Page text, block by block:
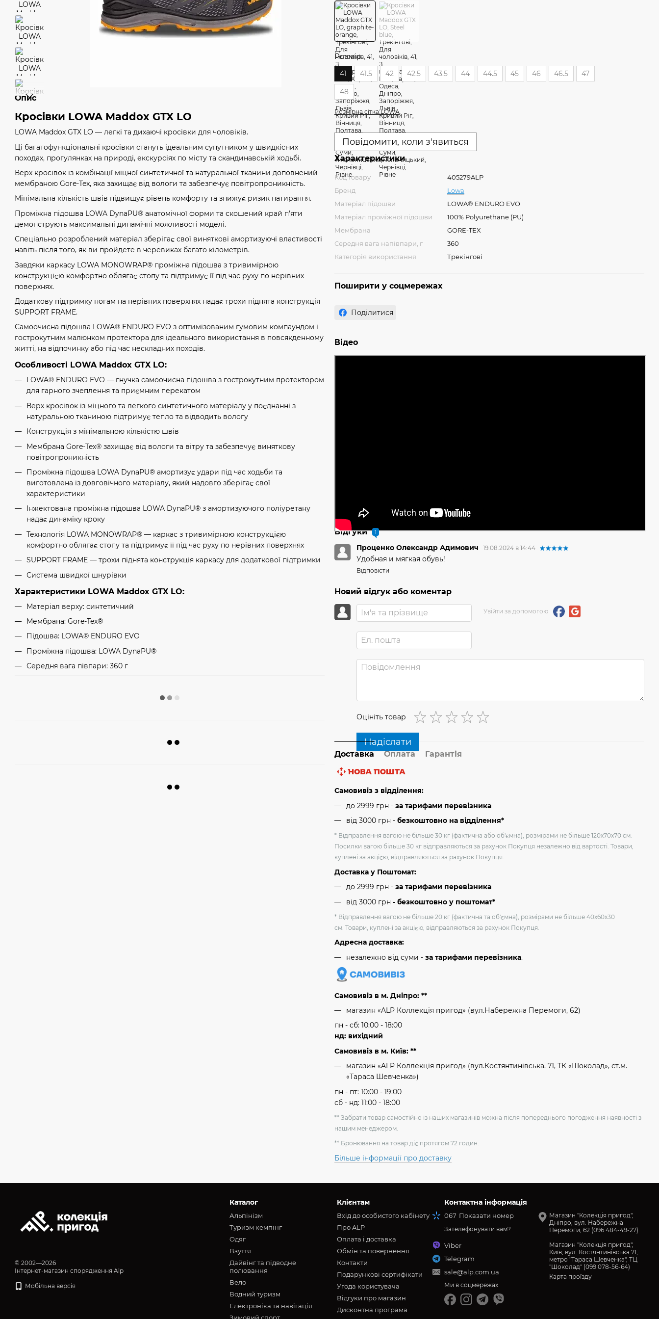
Опис
Кросівки LOWA Maddox GTX LO
LOWA Maddox GTX LO — легкі та дихаючі кросівки для чоловіків.
Ці багатофункціональні кросівки стануть ідеальним супутником у швидкісних
походах, прогулянках на природі, екскурсіях по місту та скандинавській ходьбі.
Верх кросівок із комбінації міцної синтетичної та натуральної тканини доповнений
мембраною Gore-Tex, яка захищає від вологи та забезпечує повітропроникність.
Мінімальна кількість швів підвищує рівень комфорту та знижує ризик натирання.
Проміжна підошва LOWA DynaPU® анатомічної форми та скошений край п'яти
демонструють максимальні динамічні можливості моделі.
Спеціально розроблений матеріал зберігає свої виняткові амортизуючі властивості
навіть після того, як ви пройдете в черевиках багато кілометрів.
Завдяки каркасу LOWA MONOWRAP® проміжна підошва з тривимірною
конструкцією комфортно облягає стопу та підтримує її під час руху по нерівних
поверхнях.
Додаткову підтримку ногам на нерівних поверхнях надає трохи піднята конструкція
SUPPORT FRAME.
Самоочисна підошва LOWA® ENDURO EVO з оптимізованим гумовим компаундом і
гострокутним малюнком протектора для ідеального використання в повсякденному
житті, на відпочинку або під час нескладних походів.
Особливості LOWA Maddox GTX LO:
LOWA® ENDURO EVO — гнучка самоочисна підошва з гострокутним протектором
для гарного зчеплення та приємним перекатом
Верх кросівок із міцного та легкого синтетичного матеріалу у поєднанні з
натуральною тканиною підтримує тепло та відводить вологу
Конструкція з мінімальною кількістю швів
Мембрана Gore-Tex® захищає від вологи та вітру та забезпечує виняткову
повітропроникність
Проміжна підошва LOWA DynaPU® амортизує удари під час ходьби та
виготовлена із довговічного матеріалу, який надовго зберігає свої
характеристики
Інжектована проміжна підошва LOWA DynaPU® з амортизуючого поліуретану
надає динаміку кроку
Технологія LOWA MONOWRAP® — каркас з тривимірною конструкцією
комфортно облягає стопу та підтримує її під час руху по нерівних поверхнях
SUPPORT FRAME — трохи піднята конструкція каркасу для додаткової підтримки
Система швидкої шнурівки
Характеристики LOWA Maddox GTX LO:
Матеріал верху: синтетичний
Мембрана: Gore-Tex®
Підошва: LOWA® ENDURO EVO
Проміжна підошва: LOWA DynaPU®
Середня вага півпари: 360 г
Розмір
41 41.5 42 42.5 43.5 44 44.5 45 46 46.5 47
48
Розмірна сітка LOWA
Повідомити, коли з'явиться
Характеристики
Код товару
405279ALP
Бренд
Lowa
Матеріал підошви
LOWA® ENDURO EVO
Матеріал проміжної підошви
100% Poly­urethane (PU)
Мембрана
GORE-TEX
Середня вага напівпари, г
360
Категорія використання
Трекінгові
Поширити у соцмережах
Поділитися
Відео
Відгуки 1
Проценко Олександр Адимович 19.08.2024 в 14:44
Удобная и мягкая обувь!
Відповісти
Новий відгук або коментар
Увійти за допомогою
Оцініть товар
Надіслати
Доставка Оплата Гарантія
Самовивіз з відділення:
до 2999 грн - за тарифами перевізника
від 3000 грн - безкоштовно на відділення*
* Відправлення вагою не більше 30 кг (фактична або об'ємна), розмірами не більше 120х70х70 см.
Посилки вагою більше 30 кг відправляються за рахунок Покупця незалежно від вартості. Товари,
куплені за акцією, відправляються за рахунок Покупця.
Доставка у Поштомат:
до 2999 грн - за тарифами перевізника
від 3000 грн - безкоштовно у поштомат*
* Відправлення вагою не більше 20 кг (фактична та об'ємна), розмірами не більше 40х60х30
см. Товари, куплені за акцією, відправляються за рахунок Покупця.
Адресна доставка:
незалежно від суми - за тарифами перевізника.
Самовивіз в м. Дніпро: **
магазин «ALP Коллекція пригод» (вул.Набережна Перемоги, 62)
пн - сб: 10:00 - 18:00
нд: вихідний
Самовивіз в м. Київ: **
магазин «ALP Коллекція пригод» (вул.Костянтинівська, 71, ТК «Шоколад», ст.м.
«Тараса Шевченка»)
пн - пт: 10:00 - 19:00
сб - нд: 11:00 - 18:00
** Забрати товар самостійно із наших магазинів можна після попереднього погодження наявності з
нашим менеджером.
** Бронювання на товар діє протягом 72 годин.
Більше інформації про доставку
© 2002—2026
Інтернет-магазин спорядження Alp
Мобільна версія
Каталог
Альпінізм
Туризм кемпінг
Oдяг
Взуття
Дайвінг та підводне
полювання
Вело
Водний туризм
Електроніка та навігація
Клієнтам
Вхід до особистого кабінету
Про ALP
Оплата і доставка
Обмін та повернення
Контакти
Подарункові сертифікати
Угода користувача
Відгуки про магазин
Дисконтна програма
Контактна інформація
067 Показати номер
Зателефонувати вам?
Viber
Telegram
sale@alp.com.ua
Магазин "Колекція пригод",
Дніпро, вул. Набережна
Перемоги, 62 (096 484-49-27)
Магазин "Колекція пригод",
Київ, вул. Костянтинівська 71,
метро "Тараса Шевченка", ТЦ
"Шоколад" (099 078-56-64)
Карта проїзду
Ми в соцмережах